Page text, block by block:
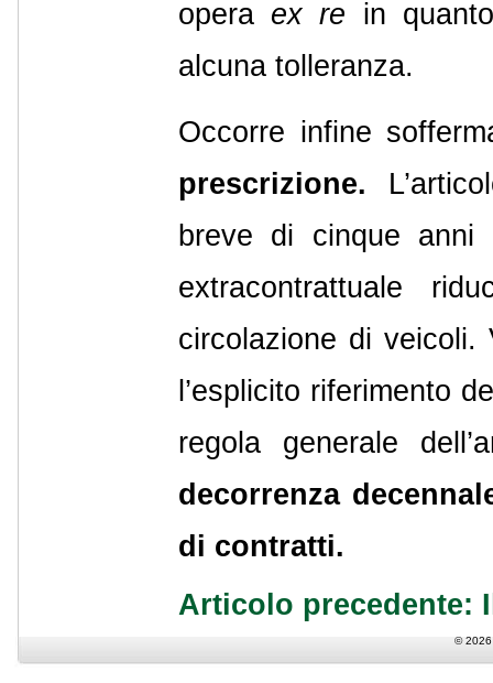
opera ex re in
alcuna tolleranza.
Occorre infine
prescrizione.
breve di cinque
extracontrattuale
circolazione di
l’esplicito riferimento
regola generale
decorrenza
di contratti.
Articolo precedente:
© 2026